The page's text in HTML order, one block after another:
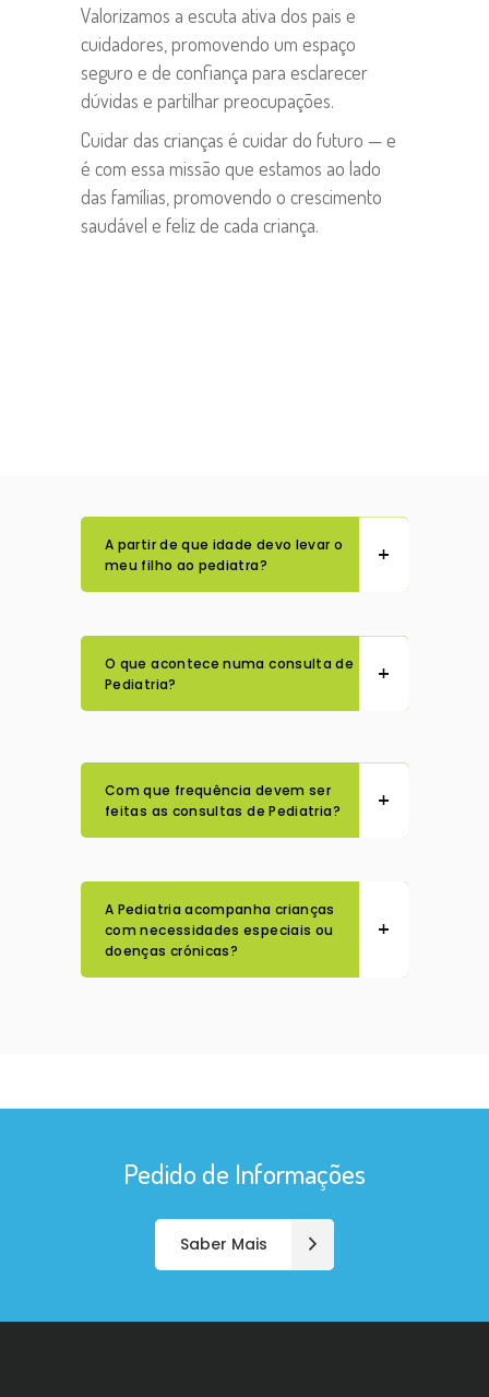
Valorizamos a escuta ativa dos pais e
cuidadores, promovendo um espaço
seguro e de confiança para esclarecer
dúvidas e partilhar preocupações.
Cuidar das crianças é cuidar do futuro — e
é com essa missão que estamos ao lado
das famílias, promovendo o crescimento
saudável e feliz de cada criança.
A partir de que idade devo levar o
meu filho ao pediatra?
O que acontece numa consulta de
Pediatria?
Com que frequência devem ser
feitas as consultas de Pediatria?
A Pediatria acompanha crianças
com necessidades especiais ou
doenças crónicas?
Pedido de Informações
Saber Mais